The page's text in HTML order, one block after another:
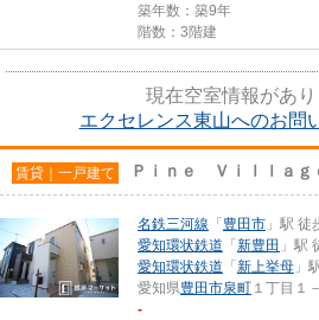
築年数：築9年
階数：3階建
現在空室情報があり
エクセレンス東山へのお問
賃貸｜一戸建て Ｐｉｎｅ Ｖｉｌｌａｇ
名鉄三河線 「 豊田市 」駅
愛知環状鉄道 「 新豊田 」駅
愛知環状鉄道 「 新上挙母 」
愛知県豊田市泉町 １丁目１
-